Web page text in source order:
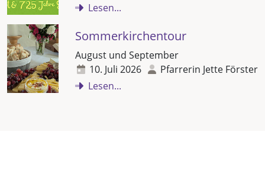
Lesen...
Sommerkirchentour
August und September
10. Juli 2026
Pfarrerin Jette Förster
Lesen...